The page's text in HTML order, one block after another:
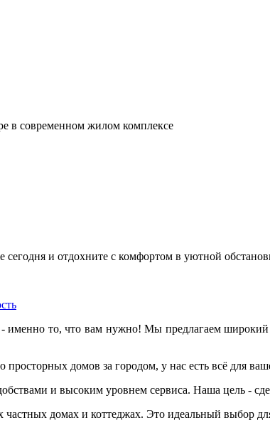
в современном жилом комплексе
и отдохните с комфортом в уютной
то, что вам нужно! Мы предлагаем
просторных домов за городом, у нас есть всё для
и высоким уровнем сервиса. Наша цель -
домах и коттеджах. Это идеальный выбор